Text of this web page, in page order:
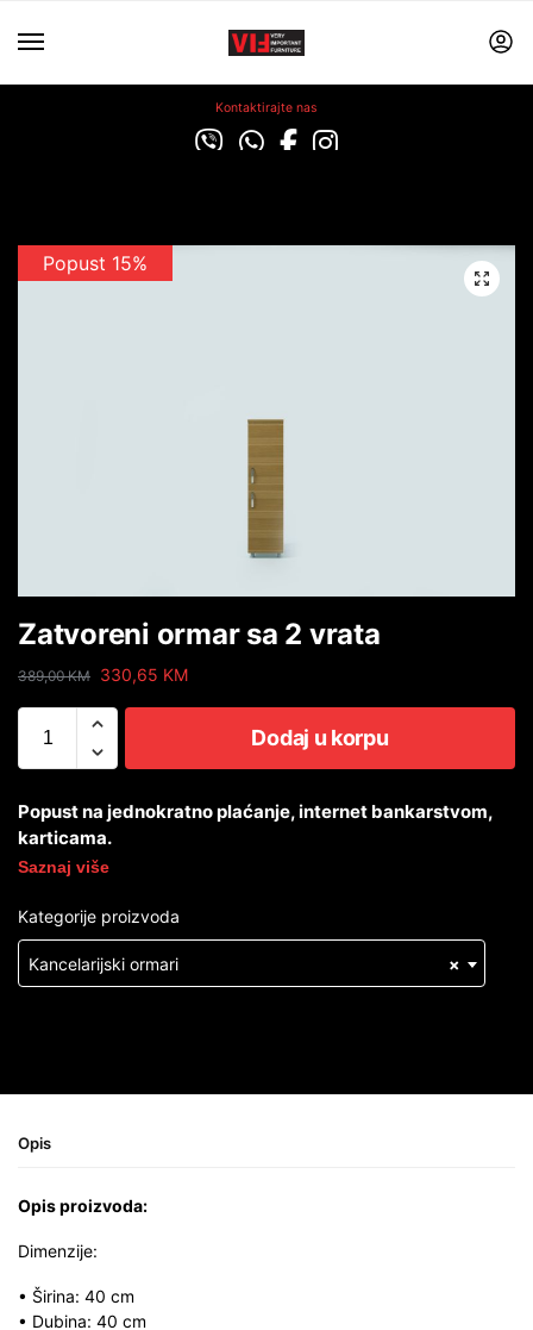
Kontaktirajte nas
Popust 15%
Zatvoreni ormar sa 2 vrata
389,00KM 330,65 KM
Dodaj u korpu
Popust na jednokratno plaćanje, internet bankarstvom,
karticama.
Saznaj više
Kategorije proizvoda
×
Kancelarijski ormari
Opis
Opis proizvoda:
Dimenzije:
• Širina: 40 cm
• Dubina: 40 cm